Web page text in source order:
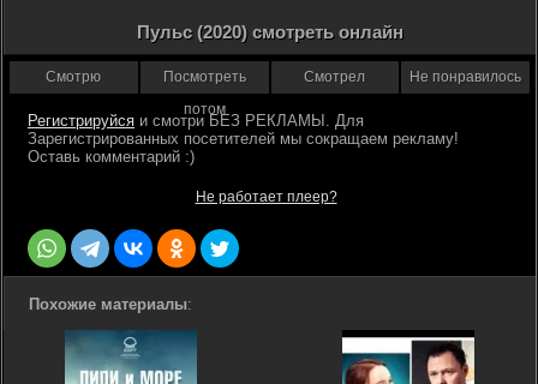
Пульс (2020) смотреть онлайн
Смотрю
Посмотреть
потом
Смотрел Не понравилось
Регистрируйся
Не работает плеер?
Похожие материалы: